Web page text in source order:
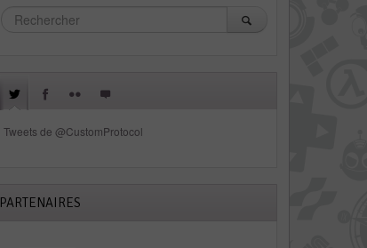
Tweets de @CustomProtocol
PARTENAIRES